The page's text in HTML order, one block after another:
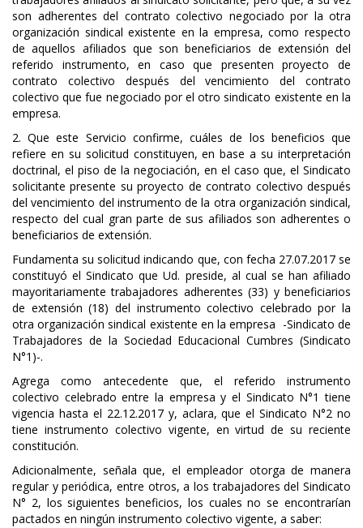
son adherentes del contrato colectivo negociado por la otra
organización sindical existente en la empresa, como respecto
de aquellos afiliados que son beneficiarios de extensión del
referido instrumento, en caso que presenten proyecto de
contrato colectivo después del vencimiento del contrato
colectivo que fue negociado por el otro sindicato existente en la
empresa.
2. Que este Servicio confirme, cuáles de los beneficios que
refiere en su solicitud constituyen, en base a su interpretación
doctrinal, el piso de la negociación, en el caso que, el Sindicato
solicitante presente su proyecto de contrato colectivo después
del vencimiento del instrumento de la otra organización sindical,
respecto del cual gran parte de sus afiliados son adherentes o
beneficiarios de extensión.
Fundamenta su solicitud indicando que, con fecha 27.07.2017 se
constituyó el Sindicato que Ud. preside, al cual se han afiliado
mayoritariamente trabajadores adherentes (33) y beneficiarios
de extensión (18) del instrumento colectivo celebrado por la
otra organización sindical existente en la empresa -Sindicato de
Trabajadores de la Sociedad Educacional Cumbres (Sindicato
N°1)-.
Agrega como antecedente que, el referido instrumento
colectivo celebrado entre la empresa y el Sindicato N°1 tiene
vigencia hasta el 22.12.2017 y, aclara, que el Sindicato N°2 no
tiene instrumento colectivo vigente, en virtud de su reciente
constitución.
Adicionalmente, señala que, el empleador otorga de manera
regular y periódica, entre otros, a los trabajadores del Sindicato
N° 2, los siguientes beneficios, los cuales no se encontrarían
pactados en ningún instrumento colectivo vigente, a saber: